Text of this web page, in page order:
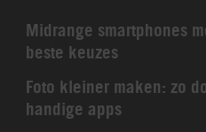
Midrange smartphones
beste keuzes
Foto kleiner maken: zo
handige apps